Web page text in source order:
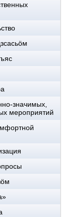
значимых,
мероприятий